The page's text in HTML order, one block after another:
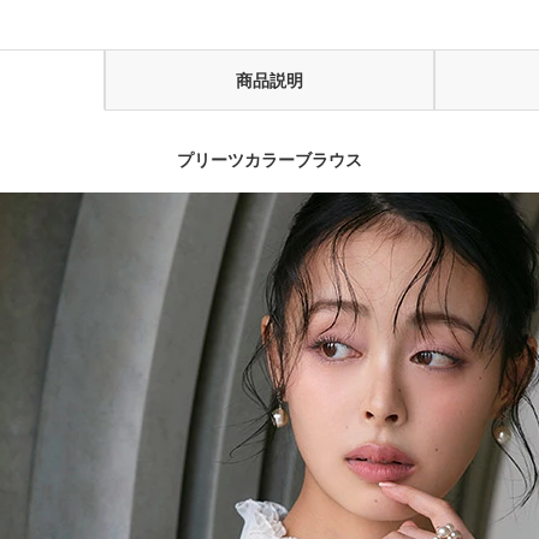
商品説明
プリーツカラーブラウス